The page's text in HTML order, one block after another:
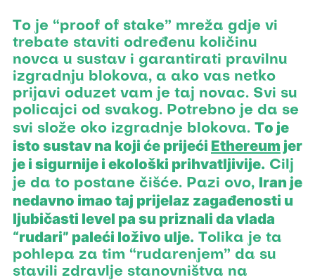
To je “proof of stake” mreža gdje vi
trebate staviti određenu količinu
novca u sustav i garantirati pravilnu
izgradnju blokova, a ako vas netko
prijavi oduzet vam je taj novac. Svi su
policajci od svakog. Potrebno je da se
svi slože oko izgradnje blokova. To je
isto sustav na koji će prijeći Ethereum jer
je i sigurnije i ekološki prihvatljivije. Cilj
je da to postane čišće. Pazi ovo, Iran je
nedavno imao taj prijelaz zagađenosti u
ljubičasti level pa su priznali da vlada
“rudari” paleći loživo ulje. Tolika je ta
pohlepa za tim “rudarenjem” da su
stavili zdravlje stanovništva na